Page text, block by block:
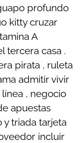
profundo
kitty cruzar
A
tercera casa .
pirata , ruleta
admitir vivir
, negocio
apuestas
y triada tarjeta
incluir